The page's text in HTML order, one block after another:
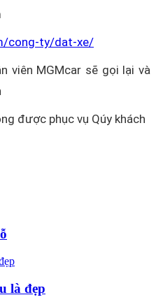
cong-ty/dat-xe/
viên MGMcar sẽ gọi lại và
được phục vụ Qúy khách
là đẹp